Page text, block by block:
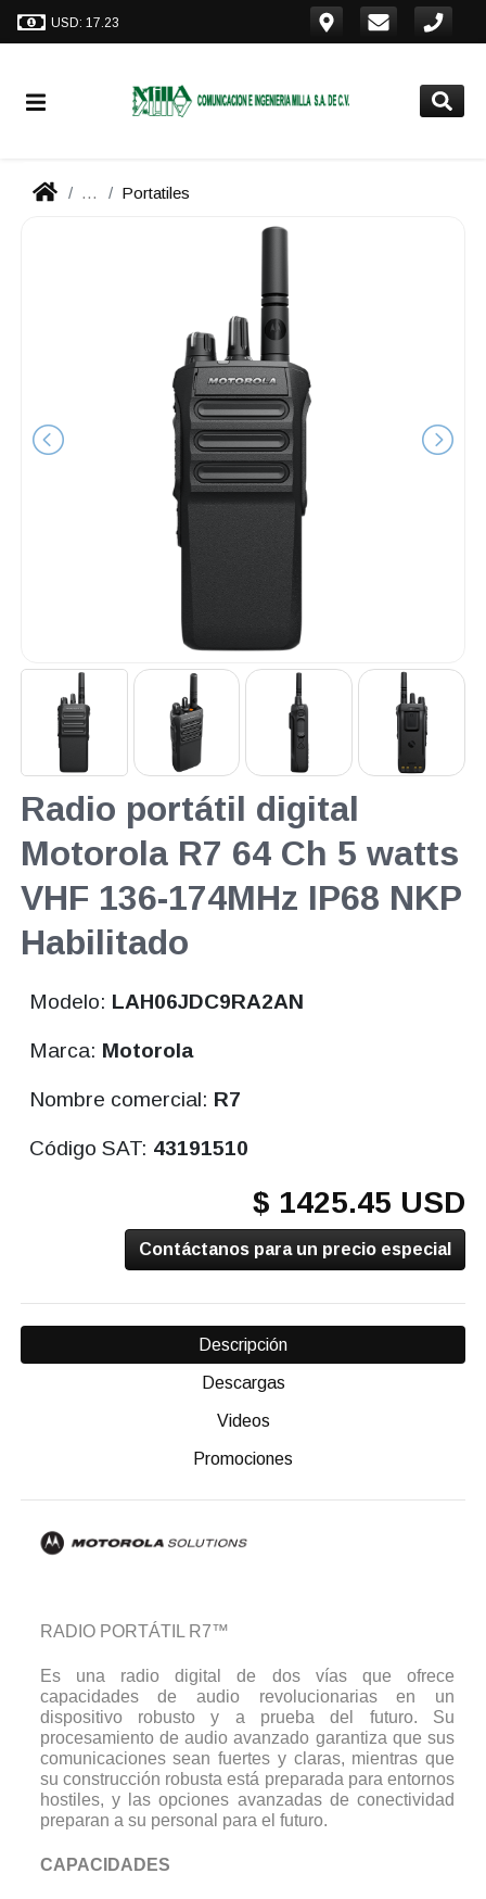
USD: 17.23
... Portatiles
Radio portátil digital
Motorola R7 64 Ch 5 watts
VHF 136-174MHz IP68 NKP
Habilitado
Modelo: LAH06JDC9RA2AN
Marca: Motorola
Nombre comercial: R7
Código SAT: 43191510
$ 1425.45 USD
Contáctanos para un precio especial
Descripción
Descargas
Videos
Promociones
RADIO PORTÁTIL R7™
Es una radio digital de dos vías que ofrece
capacidades de audio revolucionarias en un
dispositivo robusto y a prueba del futuro. Su
procesamiento de audio avanzado garantiza que sus
comunicaciones sean fuertes y claras, mientras que
su construcción robusta está preparada para entornos
hostiles, y las opciones avanzadas de conectividad
preparan a su personal para el futuro.
CAPACIDADES